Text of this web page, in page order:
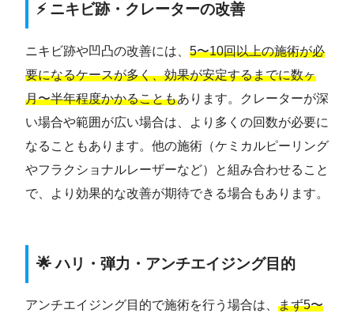
⚡ ニキビ跡・クレーターの改善
ニキビ跡や凹凸の改善には、 5〜10回以上の施術が必
要になるケースが多く、効果が安定するまでに数ヶ
月〜半年程度かかることもあります。クレーターが深
い場合や範囲が広い場合は、より多くの回数が必要に
なることもあります。他の施術（ケミカルピーリング
やフラクショナルレーザーなど）と組み合わせること
で、より効果的な改善が期待できる場合もあります。
🌟 ハリ・弾力・アンチエイジング目的
アンチエイジング目的で施術を行う場合は、 まず5〜